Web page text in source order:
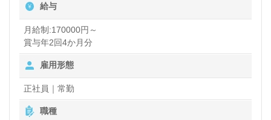
たい』『夜勤なし、日勤正社員として働きたい、メリ
ハリをつけて働きたい』『転職で施設形態や環境を変
えて働きたい』等の方も大歓迎です。募集詳細等、担
当コンサルタントよりご案内します。お問い合わせも
遠慮なくお願いします。
給与
月給制:170000円～
賞与年2回4か月分
雇用形態
正社員｜常勤
職種